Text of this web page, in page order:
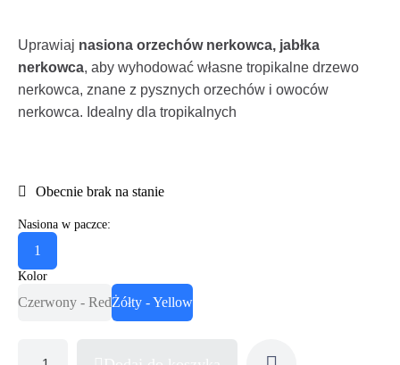
Uprawiaj nasiona orzechów nerkowca, jabłka
nerkowca, aby wyhodować własne tropikalne drzewo
nerkowca, znane z pysznych orzechów i owoców
nerkowca. Idealny dla tropikalnych
Obecnie brak na stanie
Nasiona w paczce:
1
Kolor
Czerwony - RedŻółty - Yellow